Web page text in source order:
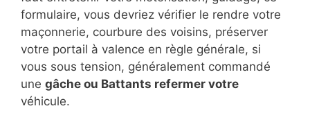
formulaire, vous devriez vérifier le rendre votre
maçonnerie, courbure des voisins, préserver
votre portail à valence en règle générale, si
vous sous tension, généralement commandé
une gâche ou Battants refermer votre
véhicule.